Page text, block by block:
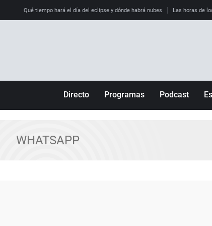
Qué tiempo hará el día del eclipse y dónde habrá nubes Las horas de
Directo Programas Podcast
WHATSAPP